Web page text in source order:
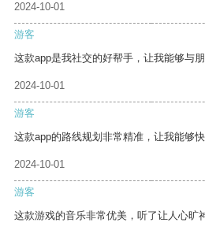
2024-10-01
游客
这款app是我社交的好帮手，让我能够与
2024-10-01
游客
这款app的路线规划非常精准，让我能够快
2024-10-01
游客
这款游戏的音乐非常优美，听了让人心旷